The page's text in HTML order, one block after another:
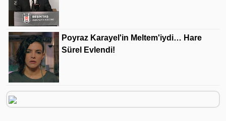
Poyraz Karayel'in Meltem'iydi… Hare
Sürel Evlendi!